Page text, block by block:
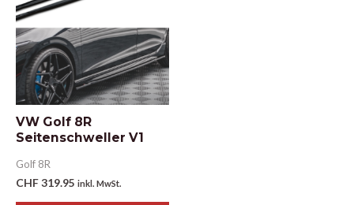
VW Golf 8R
Seitenschweller V1
Golf 8R
CHF319.95 inkl. MwSt.